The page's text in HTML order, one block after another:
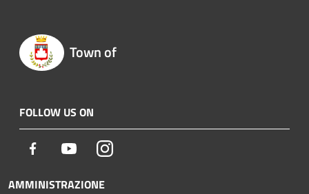
Town of
FOLLOW US ON
Facebook YoutubeInstagram
AMMINISTRAZIONE